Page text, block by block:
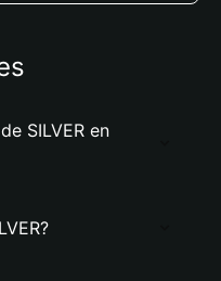
SILVER en